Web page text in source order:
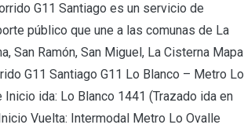
G11 Santiago es un servicio de
público que une a las comunas de La
San Ramón, San Miguel, La Cisterna Mapa
G11 Santiago G11 Lo Blanco – Metro Lo
Inicio ida: Lo Blanco 1441 (Trazado ida en
Vuelta: Intermodal Metro Lo Ovalle